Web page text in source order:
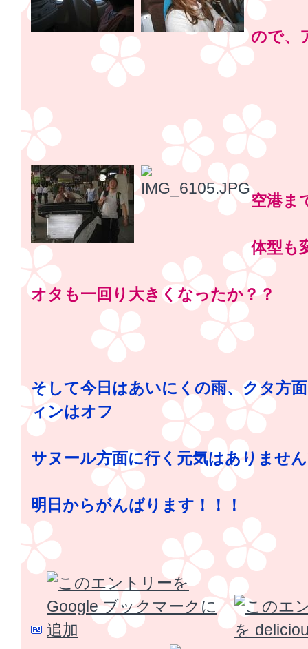
ので、
空港ま
体型も
オタも一回り大きくなったか？？
そして今日はあいにくの雨、クタ方
ィンはオフ
サヌール方面に行く元気はありませ
明日からがんばります！！！